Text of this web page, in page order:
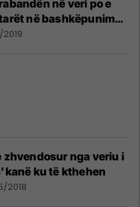
në veri po e
në bashkëpunim
zhvendosur nga veriu i
ku të kthehen
2018